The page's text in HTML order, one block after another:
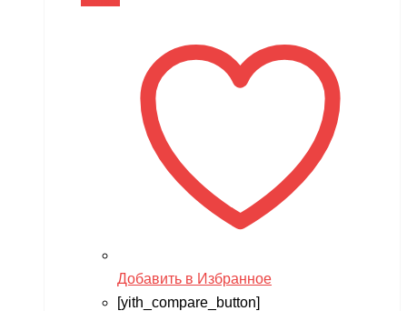
Добавить в Избранное
[yith_compare_button]